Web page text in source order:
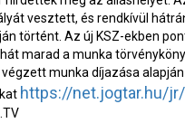
vesztett, és rendkívül
történt. Az új KSZ-ekben
marad a munka
munka díjazása
https://net.jogtar.hu/